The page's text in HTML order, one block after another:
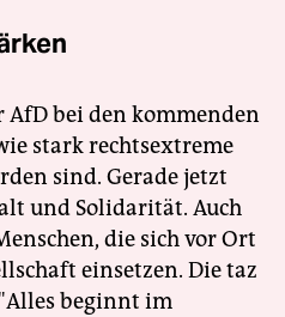
AfD bei den kommenden
stark rechtsextreme
sind. Gerade jetzt
und Solidarität. Auch
die sich vor Ort
einsetzen. Die taz
beginnt im